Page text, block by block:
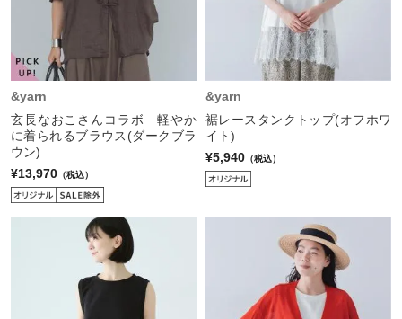
&yarn
玄長なおこさんコラボ 軽やか
に着られるブラウス(ダークブラ
ウン)
¥13,970 （税込）
&yarn
裾レースタンクトップ(オフホワ
イト)
¥5,940 （税込）